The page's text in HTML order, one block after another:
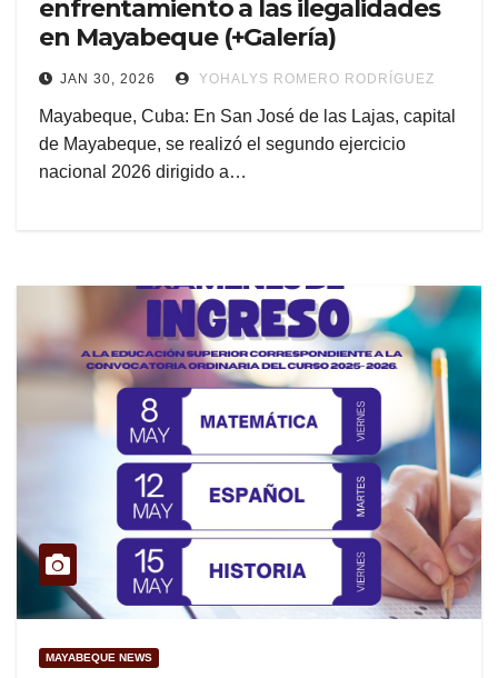
enfrentamiento a las ilegalidades
en Mayabeque (+Galería)
JAN 30, 2026 YOHALYS ROMERO RODRÍGUEZ
Mayabeque, Cuba: En San José de las Lajas, capital
de Mayabeque, se realizó el segundo ejercicio
nacional 2026 dirigido a…
MAYABEQUE NEWS